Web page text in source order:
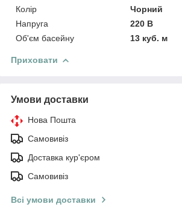
Колір
Чорний
Напруга
220 В
Об'єм басейну
13 куб. м
Приховати
Умови доставки
Нова Пошта
Самовивіз
Доставка кур'єром
Самовивіз
Всі умови доставки